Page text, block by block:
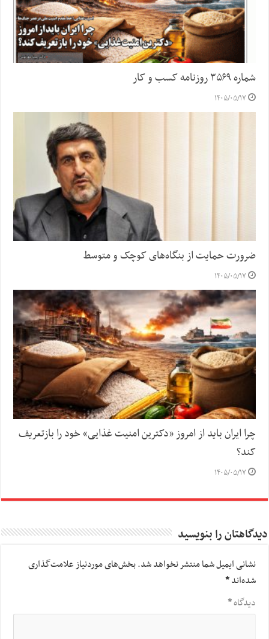
شماره ۳۵۶۹ روزنامه کسب و کار
۱۴۰۵/۰۵/۱۷
ضرورت حمایت از بنگاه‌های کوچک و متوسط
۱۴۰۵/۰۵/۱۷
چرا ایران باید از امروز «دکترین امنیت غذایی» خود را بازتعریف
کند؟
۱۴۰۵/۰۵/۱۷
دیدگاهتان را بنویسید
نشانی ایمیل شما منتشر نخواهد شد.بخش‌های موردنیاز علامت‌گذاری
شده‌اند*
دیدگاه*